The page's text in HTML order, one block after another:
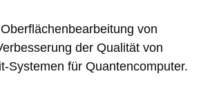
von
der Qualität von
Systemen für Quantencomputer.